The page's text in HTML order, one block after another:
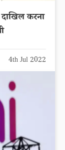
करना
4th Jul 2022